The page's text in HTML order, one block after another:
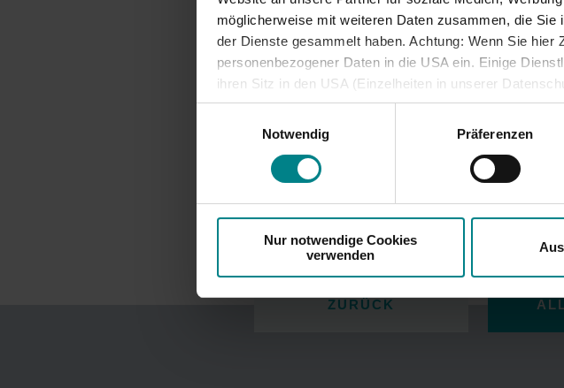
möglicherweise mit weiteren Daten zusammen, die
der Dienste gesammelt haben. Achtung: Wenn Sie
personenbezogener Daten in die USA ein. Einige
ihren Sitz in den USA (Einzelheiten in unserer
vergleichbares Datenschutzniveau. Auch sonstige
besteht die Gefahr, dass insbesondere öffentliche
Notwendig
Präferenzen
Nur notwendige Cookies
verwenden
Info: Dr. Marina Ehlerding, NAH.SH
ZURÜCK